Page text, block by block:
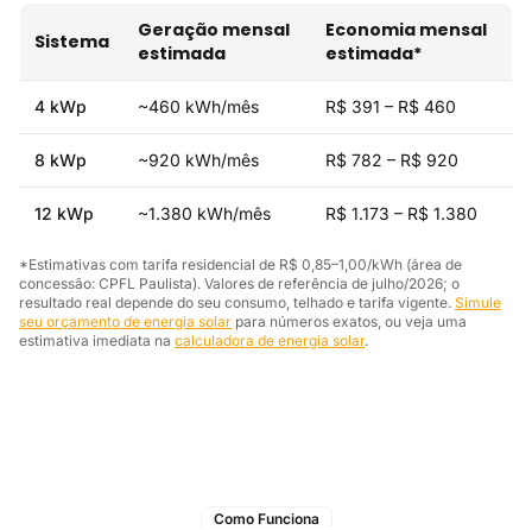
Sistema
Geração mensal
estimada
Economia mensal
estimada*
4 kWp ~460 kWh/mês R$ 391 – R$ 460
8 kWp ~920 kWh/mês R$ 782 – R$ 920
12 kWp ~1.380 kWh/mês R$ 1.173 – R$ 1.380
*Estimativas com tarifa residencial de R$ 0,85–1,00/kWh (área de
concessão: CPFL Paulista). Valores de referência de julho/2026; o
resultado real depende do seu consumo, telhado e tarifa vigente. Simule
seu orçamento de energia solar para números exatos, ou veja uma
estimativa imediata na calculadora de energia solar.
Como Funciona